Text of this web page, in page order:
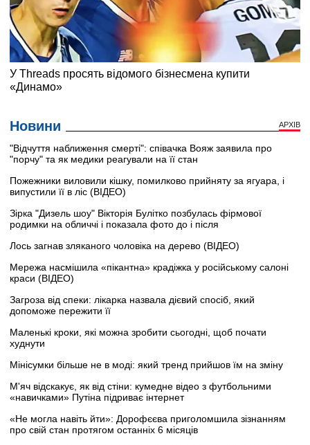
Новини АРХІВ
"Відчуття наближення смерті": співачка Вояж заявила про
"порчу" та як медики реагували на її стан
Пожежники виловили кішку, помилково прийняту за ягуара, і
випустили її в ліс (ВІДЕО)
Зірка "Дизель шоу" Вікторія Булітко позбулась фірмової
родимки на обличчі і показала фото до і після
Лось загнав зляканого чоловіка на дерево (ВІДЕО)
Мережа насмішила «пікантна» крадіжка у російському салоні
краси (ВІДЕО)
Загроза від спеки: лікарка назвала дієвий спосіб, який
допоможе пережити її
Маленькі кроки, які можна зробити сьогодні, щоб почати
худнути
Мінісумки більше не в моді: який тренд прийшов їм на зміну
М'яч відскакує, як від стіни: кумедне відео з футбольними
«навичками» Путіна підриває інтернет
«Не могла навіть йти»: Дорофєєва приголомшила зізнанням
про свій стан протягом останніх 6 місяців